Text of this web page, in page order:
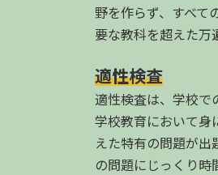
野を作らず、すべて
要な教科を超えた万
適性検査
適性検査は、学校で
学校教育において身
えた特有の問題が出
の問題にじっくり時